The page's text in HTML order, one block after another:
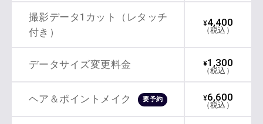
撮影データ1カット（レタッチ
付き）
¥4,400
（税込）
データサイズ変更料金 ¥1,300
（税込）
ヘア＆ポイントメイク 要予約 ¥6,600
（税込）